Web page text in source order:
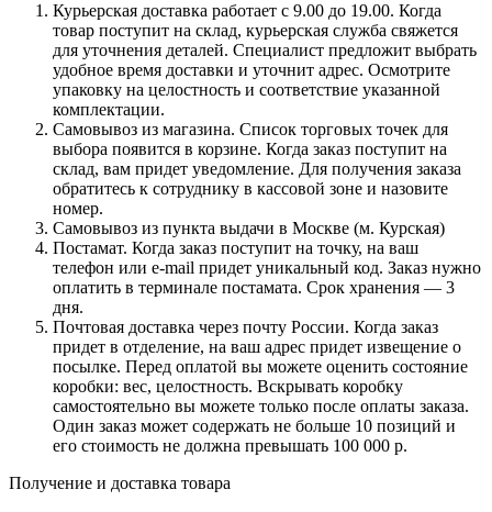
Курьерская доставка работает с 9.00 до 19.00. Когда
товар поступит на склад, курьерская служба свяжется
для уточнения деталей. Специалист предложит выбрать
удобное время доставки и уточнит адрес. Осмотрите
упаковку на целостность и соответствие указанной
комплектации.
Самовывоз из магазина. Список торговых точек для
выбора появится в корзине. Когда заказ поступит на
склад, вам придет уведомление. Для получения заказа
обратитесь к сотруднику в кассовой зоне и назовите
номер.
Самовывоз из пункта выдачи в Москве (м. Курская)
Постамат. Когда заказ поступит на точку, на ваш
телефон или e-mail придет уникальный код. Заказ нужно
оплатить в терминале постамата. Срок хранения — 3
дня.
Почтовая доставка через почту России. Когда заказ
придет в отделение, на ваш адрес придет извещение о
посылке. Перед оплатой вы можете оценить состояние
коробки: вес, целостность. Вскрывать коробку
самостоятельно вы можете только после оплаты заказа.
Один заказ может содержать не больше 10 позиций и
его стоимость не должна превышать 100 000 р.
Получение и доставка товара